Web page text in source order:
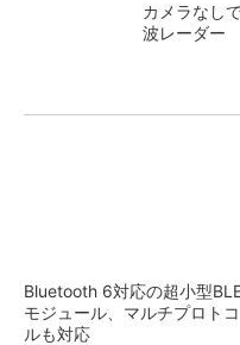
カメラなし
波レーダー
Bluetooth 6対応の超小型
モジュール、マルチプロトコ
ルも対応